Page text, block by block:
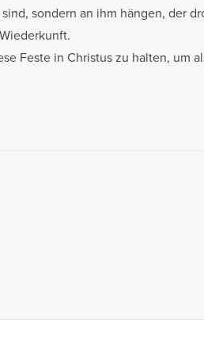
sondern an ihm hängen, der
Feste in Christus zu halten, um